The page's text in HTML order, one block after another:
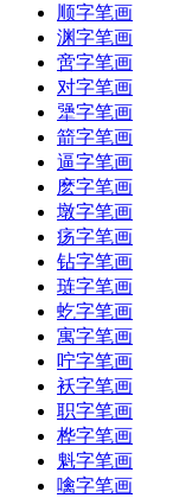
顺字笔画
渊字笔画
啻字笔画
对字笔画
犟字笔画
箭字笔画
逼字笔画
麽字笔画
墩字笔画
疡字笔画
钻字笔画
琏字笔画
虼字笔画
寓字笔画
咛字笔画
袄字笔画
职字笔画
桦字笔画
魁字笔画
噙字笔画